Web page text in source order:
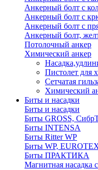
Анкерный болт с
Анкерный болт с
Анкерный болт с
Анкерный болт,
Потолочный анкер
Химический анкер
Пистолет для
Сетчатая
Химический
Биты и насадки
Биты и насадки
Биты GROSS,
Биты INTENSA
Биты Ritter WP
Биты WP,
Биты ПРАКТИКА
Магнитная насадка